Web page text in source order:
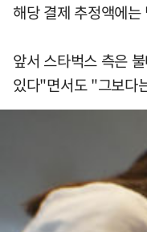
해당 결제 추정액에
앞서 스타벅스 측은
있다"면서도 "그보다